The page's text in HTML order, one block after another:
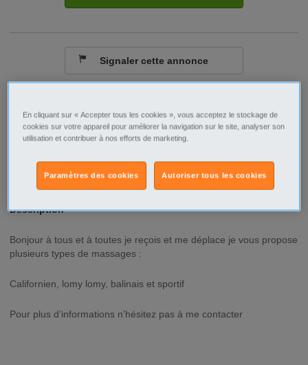
Rhône
Lyon
Type d'annonce
Description
Bonjour à tous et à toutes je reçois et me déplace je vous propose
plusieurs types de massages :
Californien, lomy lomy, balinais et sportif
Pour plus d’informations n’hésitez pas à me contacter
Signaler cette annonce
En cliquant sur « Accepter tous les cookies », vous acceptez le stockage de
cookies sur votre appareil pour améliorer la navigation sur le site, analyser son
utilisation et contribuer à nos efforts de marketing.
Autoriser tous les cookies
Paramètres des cookies